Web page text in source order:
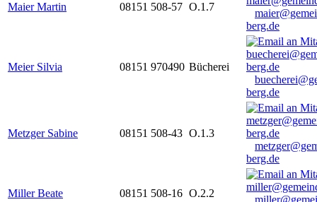
Maier Martin 08151 508-57 O.1.7
berg.de
Meier Silvia 08151 970490 Bücherei
berg.de
Metzger Sabine 08151 508-43 O.1.3
berg.de
Miller Beate 08151 508-16 O.2.2